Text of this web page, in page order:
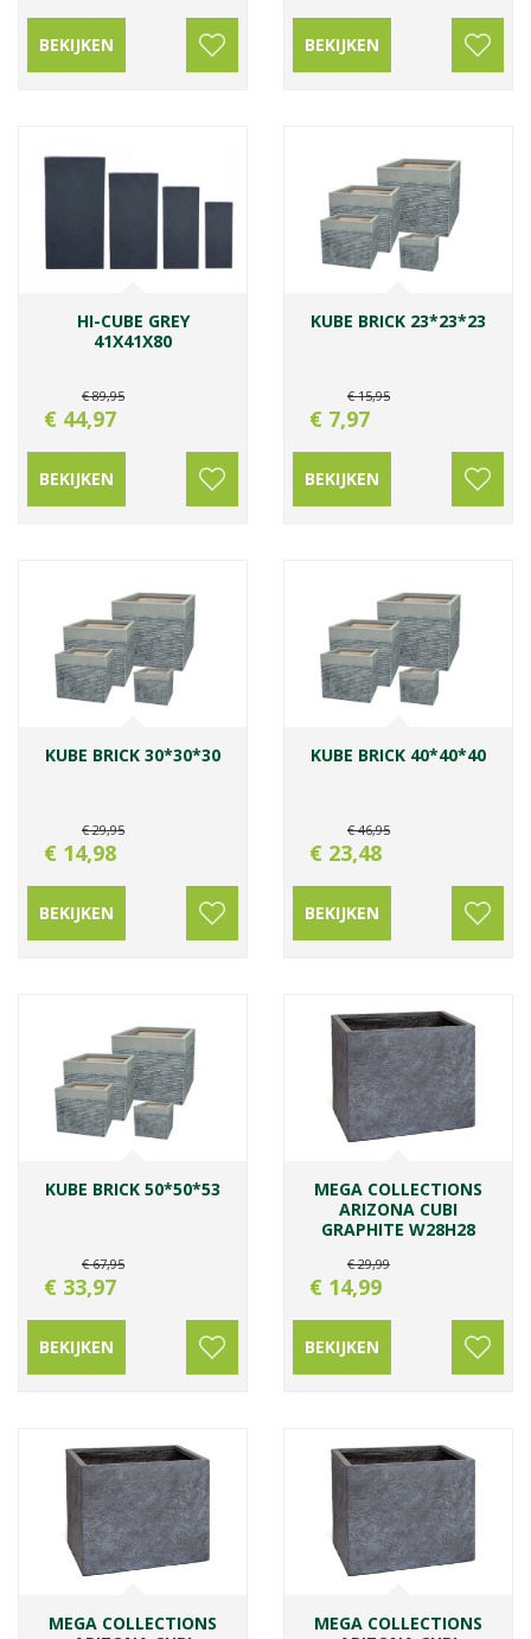
BEKIJKEN BEKIJKEN
HI-CUBE GREY
41X41X80
€ 89,95
€ 44,97
BEKIJKEN
KUBE BRICK 23*23*23
€ 15,95
€ 7,97
BEKIJKEN
KUBE BRICK 30*30*30
€ 29,95
€ 14,98
BEKIJKEN
KUBE BRICK 40*40*40
€ 46,95
€ 23,48
BEKIJKEN
KUBE BRICK 50*50*53
€ 67,95
€ 33,97
BEKIJKEN
MEGA COLLECTIONS
ARIZONA CUBI
GRAPHITE W28H28
€ 29,99
€ 14,99
BEKIJKEN
MEGA COLLECTIONS
MEGA COLLECTIONS